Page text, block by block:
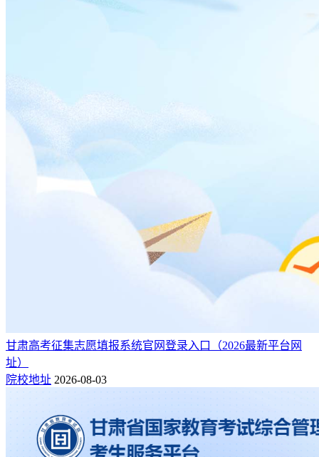
甘肃高考征集志愿填报系统官网登录入口（2026最新平台网
址）
院校地址 2026-08-03